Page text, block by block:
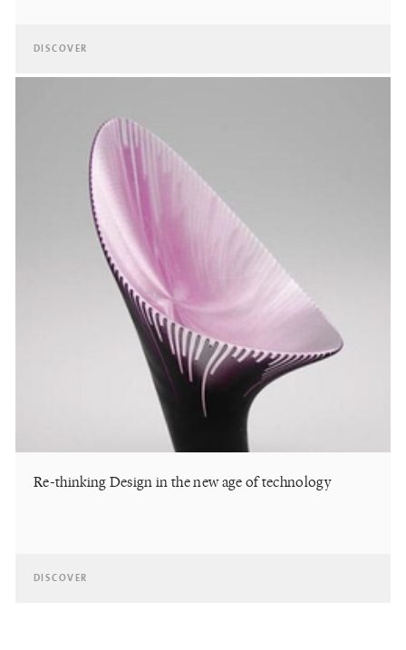
DISCOVER
Re-thinking Design in the new age of technology
DISCOVER